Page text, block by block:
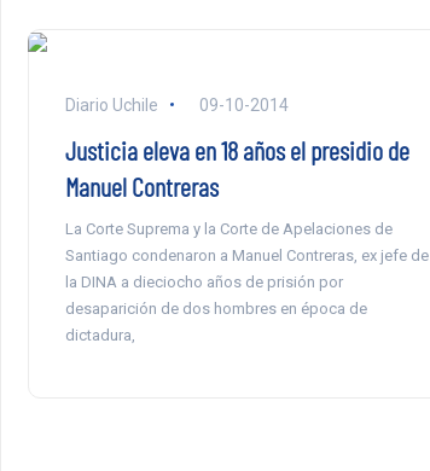
Diario Uchile 09-10-2014
Justicia eleva en 18 años el presidio de
Manuel Contreras
La Corte Suprema y la Corte de Apelaciones de
Santiago condenaron a Manuel Contreras, ex jefe de
la DINA a dieciocho años de prisión por
desaparición de dos hombres en época de
dictadura,